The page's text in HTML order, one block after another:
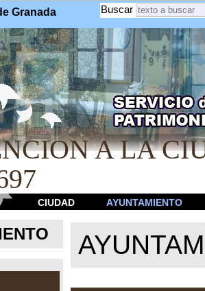
Granada Buscar
A LA
CIUDAD AYUNTAMIENTO